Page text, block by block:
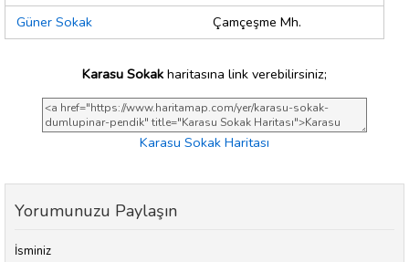
Güner Sokak
Çamçeşme Mh.
Karasu Sokak haritasına link verebilirsiniz;
Karasu Sokak Haritası
Yorumunuzu Paylaşın
İsminiz